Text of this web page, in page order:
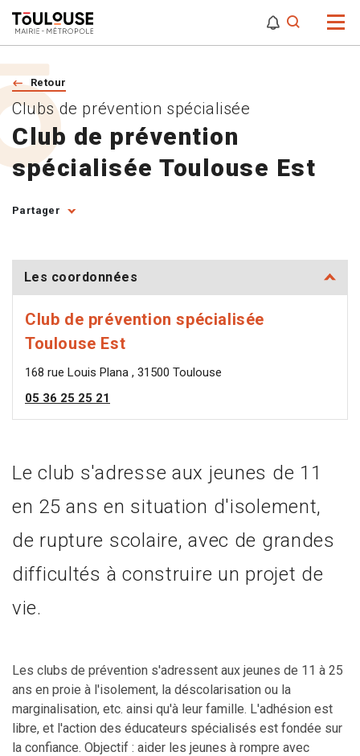
Retour
Club de prévention
spécialisée Toulouse Est
Clubs de prévention spécialisée
Partager
Les coordonnées
Club de prévention spécialisée
Toulouse Est
168 rue Louis Plana , 31500 Toulouse
05 36 25 25 21
Le club s'adresse aux jeunes de 11
en 25 ans en situation d'isolement,
de rupture scolaire, avec de grandes
difficultés à construire un projet de
vie.
Les clubs de prévention s'adressent aux jeunes de 11 à 25
ans en proie à l'isolement, la déscolarisation ou la
marginalisation, etc. ainsi qu'à leur famille. L'adhésion est
libre, et l'action des éducateurs spécialisés est fondée sur
la confiance. Objectif : aider les jeunes à rompre avec